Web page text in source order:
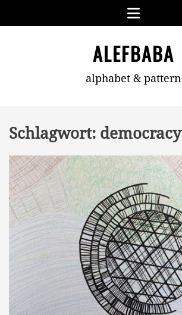
Menu
ALEFBABA
alphabet & pattern
Schlagwort: democracy